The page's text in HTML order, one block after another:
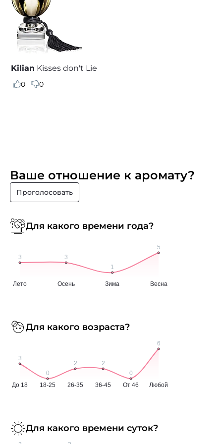
Kilian Kisses don't Lie
0 0
Ваше отношение к аромату?
Проголосовать
Для какого времени года?
Для какого возраста?
Для какого времени суток?